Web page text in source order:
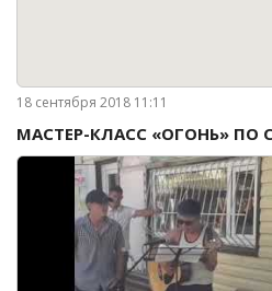
18 сентября 2018 11:11
МАСТЕР-КЛАСС «ОГОНЬ» ПО